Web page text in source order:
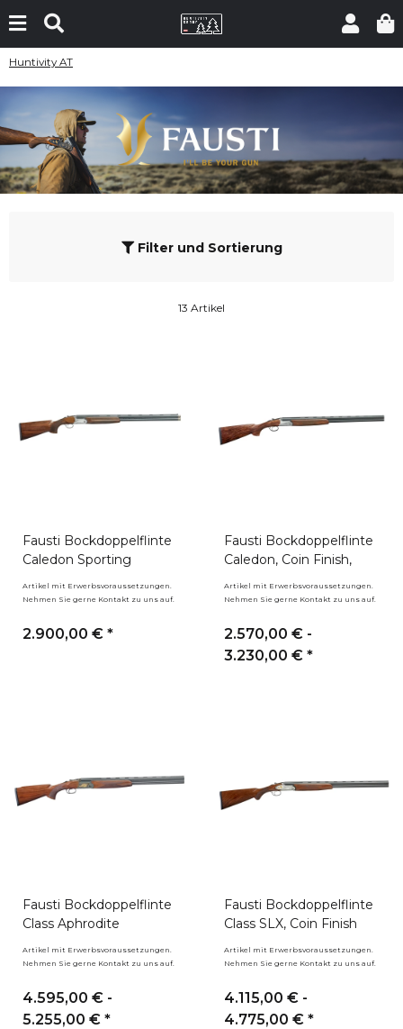
Huntivity AT
Filter und Sortierung
13 Artikel
Fausti Bockdoppelflinte
Caledon Sporting
Artikel mit Erwerbsvoraussetzungen.
Nehmen Sie gerne Kontakt zu uns auf.
2.900,00 € *
Fausti Bockdoppelflinte
Caledon, Coin Finish,
Artikel mit Erwerbsvoraussetzungen.
Nehmen Sie gerne Kontakt zu uns auf.
2.570,00 € -
3.230,00 € *
Fausti Bockdoppelflinte
Class Aphrodite
Artikel mit Erwerbsvoraussetzungen.
Nehmen Sie gerne Kontakt zu uns auf.
4.595,00 € -
5.255,00 € *
Fausti Bockdoppelflinte
Class SLX, Coin Finish
Artikel mit Erwerbsvoraussetzungen.
Nehmen Sie gerne Kontakt zu uns auf.
4.115,00 € -
4.775,00 € *